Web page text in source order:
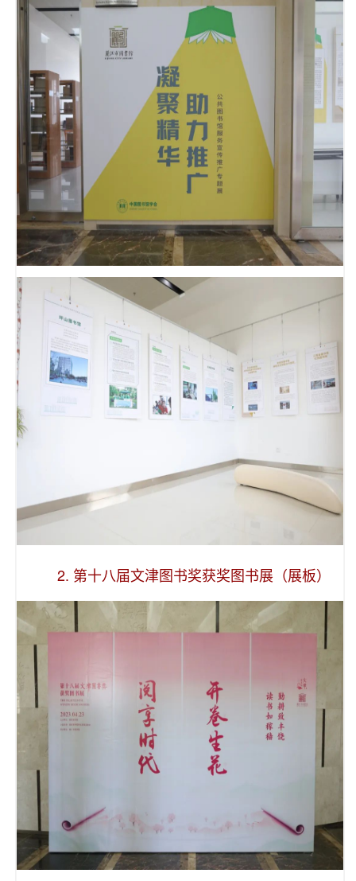
2. 第十八届文津图书奖获奖图书展（展板）